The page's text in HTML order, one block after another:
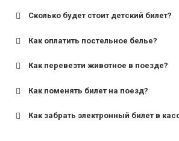
для поездов дальнего следования
для пригородных поездов — от 7
Сколько будет стоит детский билет?
Как оплатить постельное белье?
Как перевезти животное в поезде?
Как поменять билет на поезд?
Как забрать электронный билет в